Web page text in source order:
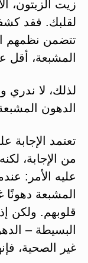
زيت الزيتون،
لقلبك. فقد
تتضمن نظمهم
المشبعة، أقل
لذلك، لا ندري
الدهون
تعتمد الإجابة
من الإجابة،
عليه الأمر:
المشبعة
قلوبهم. ولكن
البسيطة –
غير الصحية،